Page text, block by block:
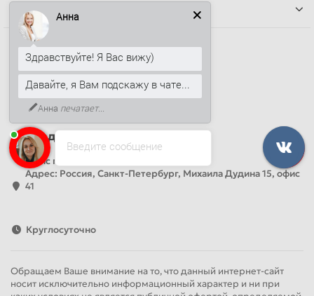
Информация
Наши контакты
+7 (812) 389-26-20
+7 (499) 444-14-71
info@sandwichpanelsvspb.ru
Наш адрес
Офис продаж
Адрес: Россия, Санкт-Петербург, Михаила Дудина 15, офис
41
Круглосуточно
Обращаем Ваше внимание на то, что данный интернет-сайт
носит исключительно информационный характер и ни при
Введите сообщение
Анна
Здравствуйте! Я Вас вижу)
Давайте, я Вам подскажу в чате...
Анна печатает...